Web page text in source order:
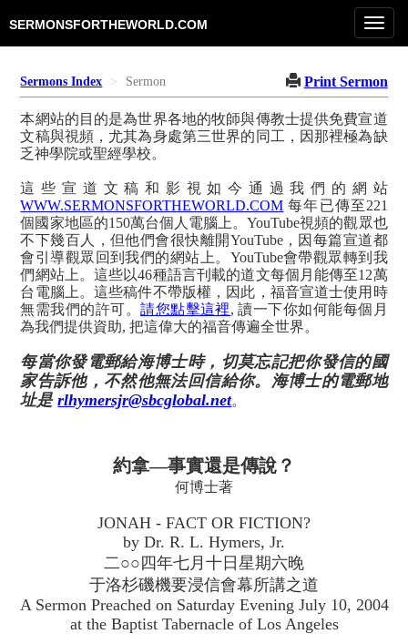
SERMONSFORTHEWORLD.COM
Sermons Index Sermon Print Sermon
本網站的目的是為世界各地的牧師與傳教士提供免費宣道
文稿與視頻，尤其為身處第三世界的同工，因那裡極為缺
乏神學院或聖經學校。
這些宣道文稿和影視如今通過我們的網站
WWW.SERMONSFORTHEWORLD.COM 每年已傳至221
個國家地區的150萬台個人電腦上。YouTube視頻的觀眾也
不下幾百人，但他們會很快離開YouTube，因每篇宣道都
會引導觀眾回到我們的網站上。YouTube會帶觀眾轉到我
們網站上。這些以46種語言刊載的道文每個月能傳至12萬
台電腦上。這些稿件不帶版權，因此，福音宣道士使用時
無需我們的許可。請您點擊這裡, 讀一下你如何能每個月
為我們提供資助, 把這偉大的福音傳遍全世界。
每當你發電郵給海博士時，切莫忘記把你發信的國
家告訴他，不然他無法回信給你。海博士的電郵地
址是rlhymersjr@sbcglobal.net。
約拿―事實還是傳說？
何博士著
JONAH - FACT OR FICTION?
by Dr. R. L. Hymers, Jr.
二○○四年七月十日星期六晚
于洛杉磯機要浸信會幕所講之道
A Sermon Preached on Saturday Evening July 10, 2004
at the Baptist Tabernacle of Los Angeles